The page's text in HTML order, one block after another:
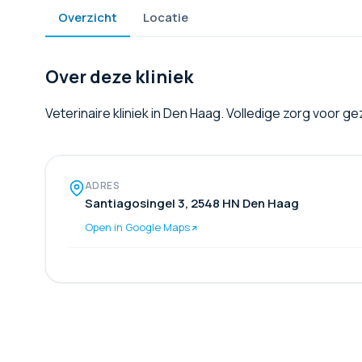
Overzicht Locatie
Over deze kliniek
Veterinaire kliniek in Den Haag. Volledige zorg voor
ADRES
Santiagosingel 3, 2548 HN Den Haag
Open in Google Maps